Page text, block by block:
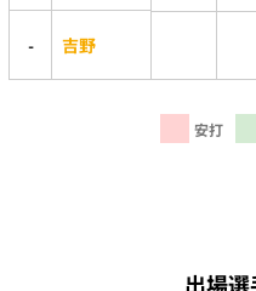
- 吉野
安打
出場